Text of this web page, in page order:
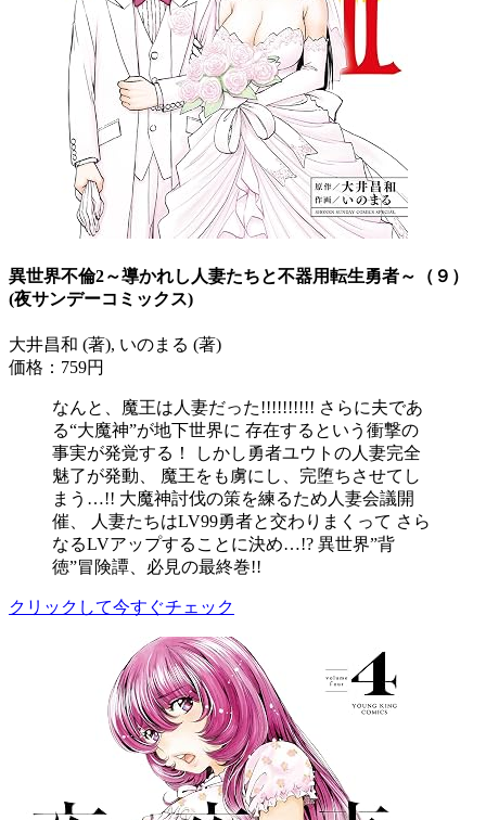
異世界不倫2～導かれし人妻たちと不器用転生勇者～（９）
(夜サンデーコミックス)
大井昌和 (著), いのまる (著)
価格：759円
なんと、魔王は人妻だった!!!!!!!!!! さらに夫であ
る“大魔神”が地下世界に 存在するという衝撃の
事実が発覚する！ しかし勇者ユウトの人妻完全
魅了が発動、 魔王をも虜にし、完堕ちさせてし
まう…!! 大魔神討伐の策を練るため人妻会議開
催、 人妻たちはLV99勇者と交わりまくって さら
なるLVアップすることに決め…!? 異世界”背
徳”冒険譚、必見の最終巻!!
クリックして今すぐチェック